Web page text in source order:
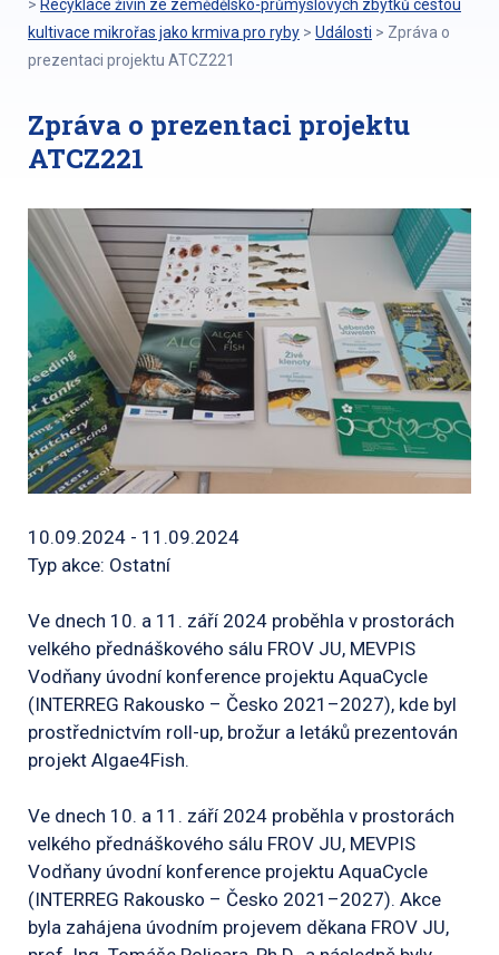
> Recyklace živin ze zemědělsko-průmyslových zbytků cestou
kultivace mikrořas jako krmiva pro ryby > Události > Zpráva o
prezentaci projektu ATCZ221
Zpráva o prezentaci projektu
ATCZ221
10.09.2024 - 11.09.2024
Typ akce: Ostatní
Ve dnech 10. a 11. září 2024 proběhla v prostorách
velkého přednáškového sálu FROV JU, MEVPIS
Vodňany úvodní konference projektu AquaCycle
(INTERREG Rakousko – Česko 2021–2027), kde byl
prostřednictvím roll-up, brožur a letáků prezentován
projekt Algae4Fish.
Ve dnech 10. a 11. září 2024 proběhla v prostorách
velkého přednáškového sálu FROV JU, MEVPIS
Vodňany úvodní konference projektu AquaCycle
(INTERREG Rakousko – Česko 2021–2027). Akce
byla zahájena úvodním projevem děkana FROV JU,